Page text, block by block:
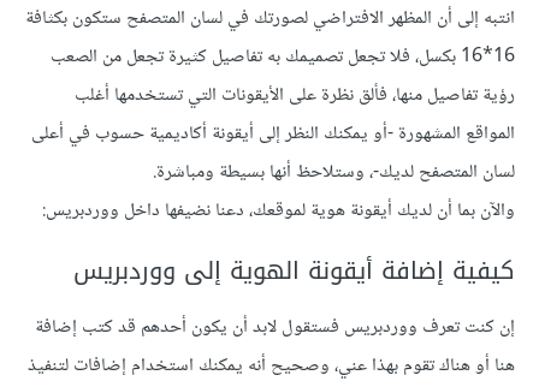
انتبه إلى أن المظهر الافتراضي لصورتك في لسان المتصفح ستكون بكثافة
16*16 بكسل، فلا تجعل تصميمك به تفاصيل كثيرة تجعل من الصعب
رؤية تفاصيل منها، فألق نظرة على الأيقونات التي تستخدمها أغلب
المواقع المشهورة -أو يمكنك النظر إلى أيقونة أكاديمية حسوب في أعلى
لسان المتصفح لديك-، وستلاحظ أنها بسيطة ومباشرة.
والآن بما أن لديك أيقونة هوية لموقعك، دعنا نضيفها داخل ووردبريس:
كيفية إضافة أيقونة الهوية إلى ووردبريس
إن كنت تعرف ووردبريس فستقول لابد أن يكون أحدهم قد كتب إضافة
هنا أو هناك تقوم بهذا عني، وصحيح أنه يمكنك استخدام إضافات لتنفيذ